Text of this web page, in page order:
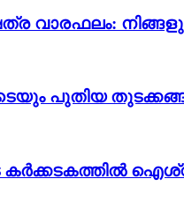
വാരഫലം:
പുതിയ
കർക്കടകത്തിൽ